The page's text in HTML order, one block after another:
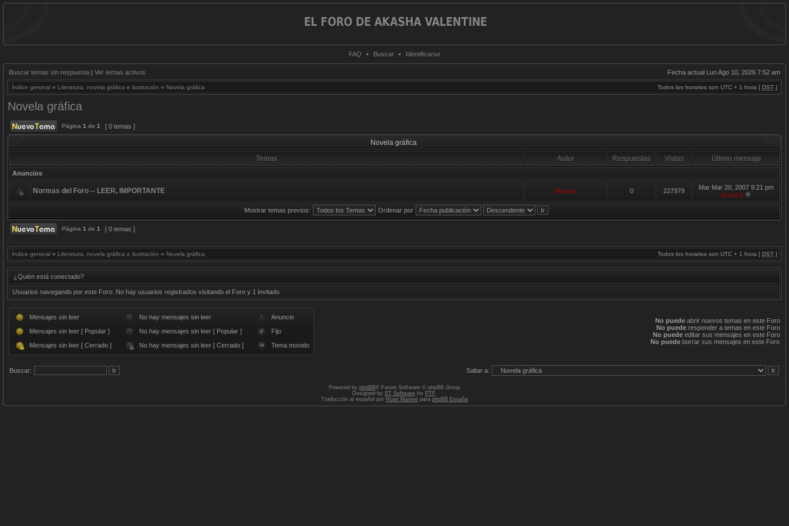
FAQ • Buscar • Identificarse
Buscar temas sin respuesta | Ver temas activos Fecha actual Lun Ago 10, 2026 7:52 am
Índice general » Literatura, novela gráfica e ilustración » Novela gráfica Todos los horarios son UTC + 1 hora [ DST ]
Novela gráfica
Página 1 de 1 [ 0 temas ]
Novela gráfica
Temas
Autor Respuestas Vistas Último mensaje
Anuncios
Normas del Foro -- LEER, IMPORTANTE Alucard 0 227979
Mar Mar 20, 2007 9:21 pm
Alucard
Mostrar temas previos: Ordenar por
Página 1 de 1 [ 0 temas ]
Índice general » Literatura, novela gráfica e ilustración » Novela gráfica Todos los horarios son UTC + 1 hora [ DST ]
¿Quién está conectado?
Usuarios navegando por este Foro: No hay usuarios registrados visitando el Foro y 1 invitado
Mensajes sin leer No hay mensajes sin leer
Anuncio
Mensajes sin leer [ Popular ]
No hay mensajes sin leer [ Popular ]
Fijo
Mensajes sin leer [ Cerrado ]
No hay mensajes sin leer [ Cerrado ] Tema movido
No puede abrir nuevos temas en este Foro
No puede responder a temas en este Foro
No puede editar sus mensajes en este Foro
No puede borrar sus mensajes en este Foro
Buscar: Saltar a:
Powered by phpBB® Forum Software © phpBB Group
Designed by ST Software for PTF.
Traducción al español por Huan Manwë para phpBB España